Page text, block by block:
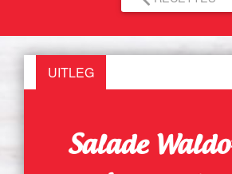
UITLEG
Salade